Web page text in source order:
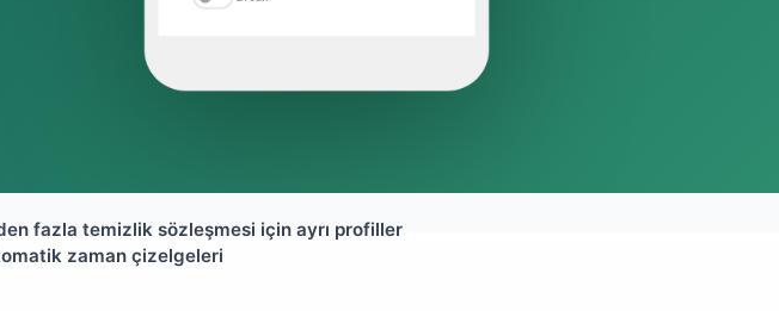
fazla temizlik sözleşmesi için ayrı profiller
zaman çizelgeleri